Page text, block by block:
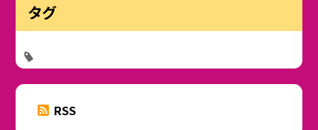
タグ
RSS